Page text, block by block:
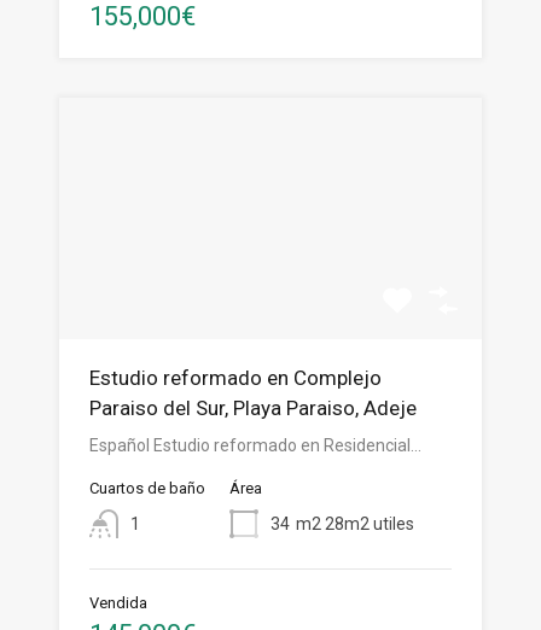
155,000€
Estudio reformado en Complejo
Paraiso del Sur, Playa Paraiso, Adeje
Español Estudio reformado en Residencial…
Cuartos de baño
1
Área
34 m2 28m2 utiles
Vendida